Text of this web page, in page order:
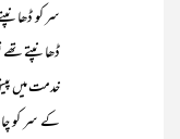
سر کو
ڈھانپتے
خدمت میں
کے سر کو